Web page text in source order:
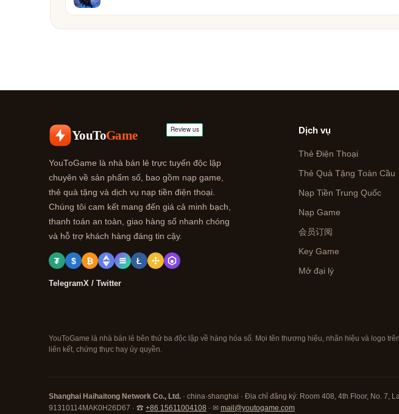
YouToGame
YouToGame là nhà bán lẻ trực tuyến độc lập
chuyên về sản phẩm số, bao gồm nạp game,
thẻ quà tặng và dịch vụ nạp tiền điện thoại.
Chúng tôi cam kết mang đến giá cả minh bạch,
thanh toán an toàn, giao hàng số nhanh chóng
và hỗ trợ khách hàng đáng tin cậy.
₮ $ ₿ Ł
TelegramX / Twitter
Dịch vụ
Thẻ Điện Thoại
Thẻ Quà Tặng Toàn Cầu
Nạp Tiền Trung Quốc
Nạp Game
会员订阅
Key Game
Mở đại lý
YouToGame là nhà bán lẻ bên thứ ba độc lập về hàng hóa số. Mọi tên thương hiệu, nhãn hiệu và logo
liên kết, chứng thực hay ủy quyền.
Shanghai Haihaitong Network Co., Ltd. · china·shanghai · Địa chỉ đăng ký: Room 408, 4th Floor, No. 7,
91310114MAK0H26D67 · ☎ +86 15611004108 · ✉ mail@youtogame.com